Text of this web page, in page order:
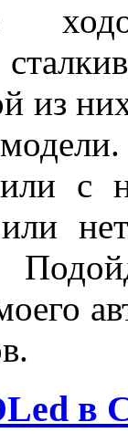
из
с
или
в